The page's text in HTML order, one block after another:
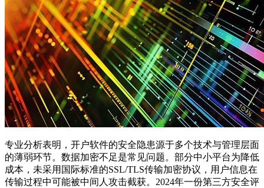
专业分析表明，开户软件的安全隐患源于多个技术与管理层面
的薄弱环节。数据加密不足是常见问题。部分中小平台为降低
成本，未采用国际标准的SSL/TLS传输加密协议，用户信息在
传输过程中可能被中间人攻击截获。2024年一份第三方安全评